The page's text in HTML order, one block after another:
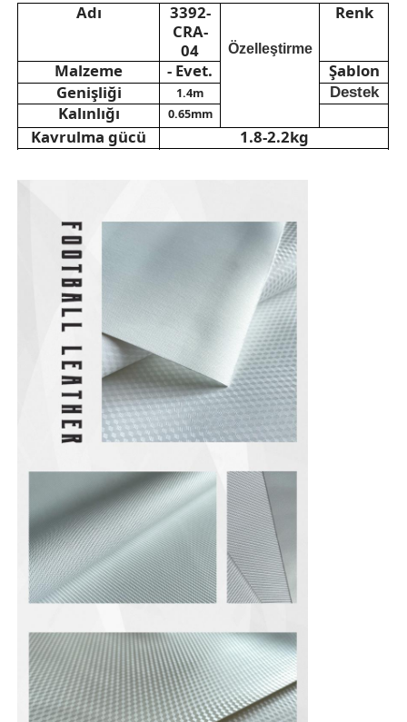
Fabrika turu
Kalite Kontrol
Bize Ulaşın
Davalar
Kanepe Deri Malzemesi
PVC deri malzeme
Eko Deri Malzeme
Silikon Deri
Mikro Fiber Deri
PU deri malzemesi
Emniyet Ayakkabısı Malzemesi
Süet deri malzemesi
Adı
3392-
CRA-
04
Özelleştirme
Renk
Malzeme - Evet.
Şablon
Genişliği
1.4m Destek
Kalınlığı 0.65mm
Kavrulma gücü
1.8-2.2kg
Uygulama
Futbol